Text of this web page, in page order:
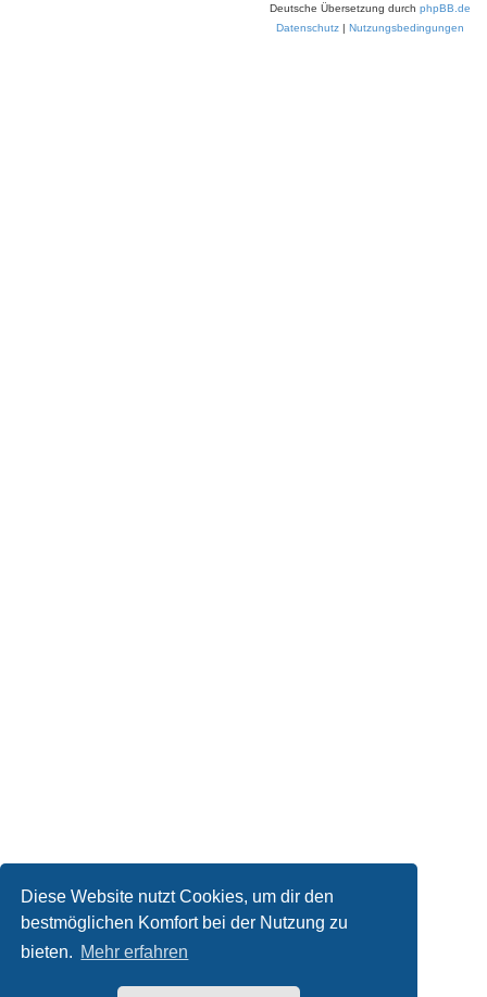
Diese Website nutzt Cookies, um dir den
bestmöglichen Komfort bei der Nutzung zu
bieten. Mehr erfahren
Deutsche Übersetzung durch phpBB.de
Datenschutz | Nutzungsbedingungen